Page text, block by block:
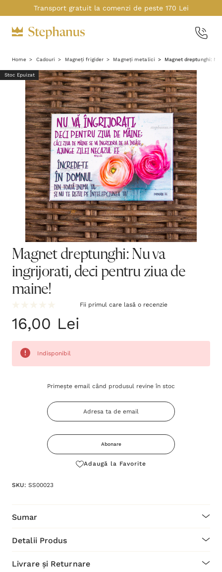
Transport gratuit la comenzi de peste 170 Lei
Home Cadouri Magneți frigider Magneți metalici Magnet dreptunghi:
Stoc Epuizat
Magnet dreptunghi: Nu va
ingrijorati, deci pentru ziua de
maine!
Fii primul care lasă o recenzie
16,00 Lei
Indisponibil
Primește email când produsul revine în stoc
Abonare
Adaugă la Favorite
SKU: SS00023
Sumar
Detalii Produs
Livrare și Returnare